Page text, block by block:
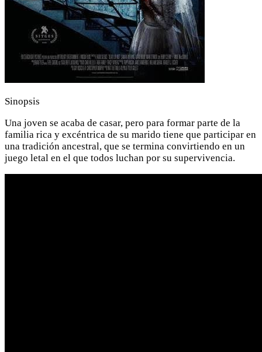
Sinopsis
Una joven se acaba de casar, pero para formar parte de la
familia rica y excéntrica de su marido tiene que participar en
una tradición ancestral, que se termina convirtiendo en un
juego letal en el que todos luchan por su supervivencia.